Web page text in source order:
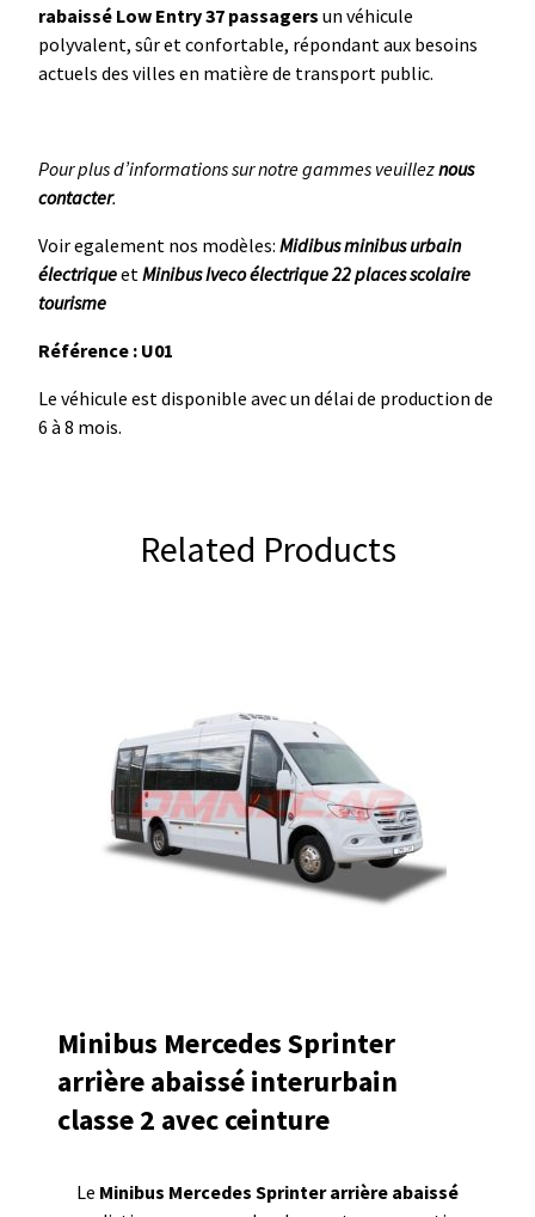
rabaissé Low Entry 37 passagers un véhicule
polyvalent, sûr et confortable, répondant aux besoins
actuels des villes en matière de transport public.
Pour plus d’informations sur notre gammes veuilleznous
contacter.
Voir egalement nos modèles: Midibus minibus urbain
électriqueet Minibus Iveco électrique 22 places scolaire
tourisme
Référence : U01
Le véhicule est disponible avec un délai de production de
6 à 8 mois.
Related Products
Minibus Mercedes Sprinter
arrière abaissé interurbain
classe 2 avec ceinture
Le Minibus Mercedes Sprinter arrière abaissé